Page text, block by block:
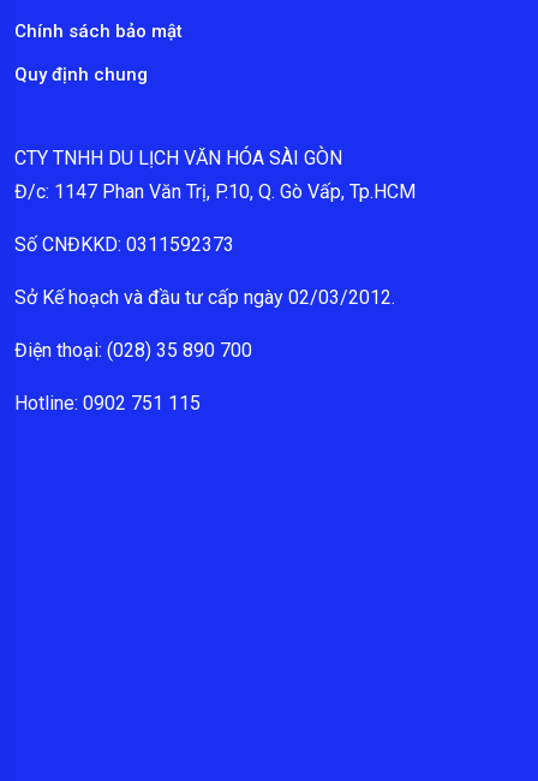
Chính sách bảo mật
Quy định chung
CTY TNHH DU LỊCH VĂN HÓA SÀI GÒN
Đ/c: 1147 Phan Văn Trị, P.10, Q. Gò Vấp, Tp.HCM
Số CNĐKKD: 0311592373
Sở Kế hoạch và đầu tư cấp ngày 02/03/2012.
Điện thoại: (028) 35 890 700
Hotline: 0902 751 115